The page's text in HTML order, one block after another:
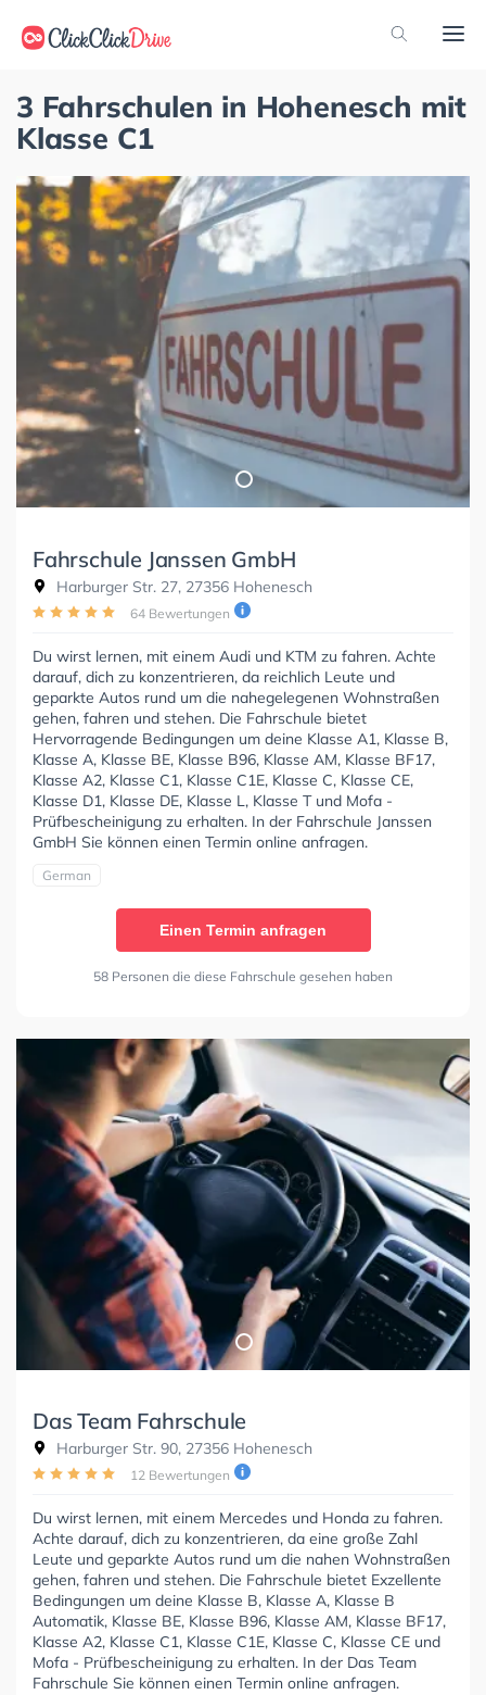
3 Fahrschulen in Hohenesch mit
Klasse C1
Fahrschule Janssen GmbH
Harburger Str. 27, 27356 Hohenesch
64 Bewertungen
Du wirst lernen, mit einem Audi und KTM zu fahren. Achte
darauf, dich zu konzentrieren, da reichlich Leute und
geparkte Autos rund um die nahegelegenen Wohnstraßen
gehen, fahren und stehen. Die Fahrschule bietet
Hervorragende Bedingungen um deine Klasse A1, Klasse B,
Klasse A, Klasse BE, Klasse B96, Klasse AM, Klasse BF17,
Klasse A2, Klasse C1, Klasse C1E, Klasse C, Klasse CE,
Klasse D1, Klasse DE, Klasse L, Klasse T und Mofa -
Prüfbescheinigung zu erhalten. In der Fahrschule Janssen
GmbH Sie können einen Termin online anfragen.
German
Einen Termin anfragen
58 Personen die diese Fahrschule gesehen haben
Das Team Fahrschule
Harburger Str. 90, 27356 Hohenesch
12 Bewertungen
Du wirst lernen, mit einem Mercedes und Honda zu fahren.
Achte darauf, dich zu konzentrieren, da eine große Zahl
Leute und geparkte Autos rund um die nahen Wohnstraßen
gehen, fahren und stehen. Die Fahrschule bietet Exzellente
Bedingungen um deine Klasse B, Klasse A, Klasse B
Automatik, Klasse BE, Klasse B96, Klasse AM, Klasse BF17,
Klasse A2, Klasse C1, Klasse C1E, Klasse C, Klasse CE und
Mofa - Prüfbescheinigung zu erhalten. In der Das Team
Fahrschule Sie können einen Termin online anfragen.